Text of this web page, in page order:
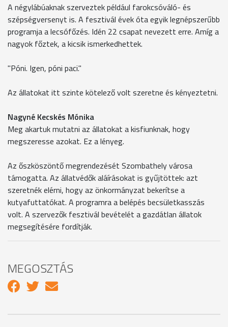
A négylábúaknak szerveztek például farokcsóváló- és
szépségversenyt is. A fesztivál évek óta egyik legnépszerűbb
programja a lecsófőzés. Idén 22 csapat nevezett erre. Amíg a
nagyok főztek, a kicsik ismerkedhettek.
"Póni. Igen, póni paci."
Az állatokat itt szinte kötelező volt szeretne és kényeztetni.
Nagyné Kecskés Mónika
Meg akartuk mutatni az állatokat a kisfiunknak, hogy
megszeresse azokat. Ez a lényeg.
Az őszköszöntő megrendezését Szombathely városa
támogatta. Az állatvédők aláírásokat is gyűjtöttek: azt
szeretnék elérni, hogy az önkormányzat bekerítse a
kutyafuttatókat. A programra a belépés becsületkasszás
volt. A szervezők fesztivál bevételét a gazdátlan állatok
megsegítésére fordítják.
MEGOSZTÁS